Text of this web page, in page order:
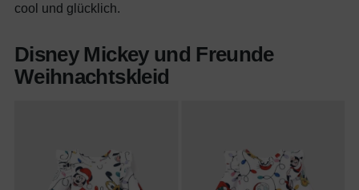
cool und glücklich.
Disney Mickey und Freunde
Weihnachtskleid